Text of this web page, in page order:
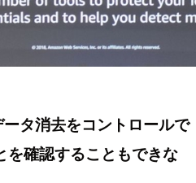
タ消去をコントロールで
を確認することもできな